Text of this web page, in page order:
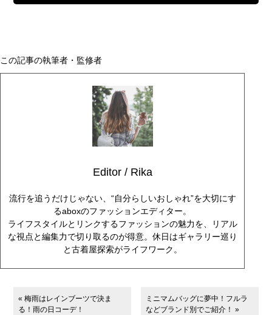
この記事の執筆者・監修者
Editor / Rika
流行を追うだけじゃない、“自分らしいおしゃれ”を大切にす
るaboxのファッションエディター。
ライフスタイルとリンクするファッションの魅力を、リアル
な視点と編集力で切り取るのが得意。休日はギャラリー巡り
と古着屋探索がライフワーク。
« 梅雨はレインブーツで決ま
る！雨の日コーデ！
ミニマムバッグに夢中！フルラ
などブランド別でご紹介！ »